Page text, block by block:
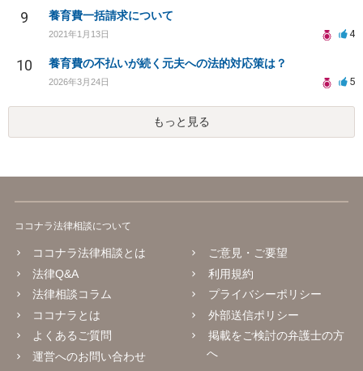
9 養育費一括請求について
2021年1月13日 4
10 養育費の不払いが続く元夫への法的対応策は？
2026年3月24日 5
もっと見る
ココナラ法律相談について
ココナラ法律相談とは
法律Q&A
法律相談コラム
ココナラとは
よくあるご質問
運営へのお問い合わせ
ご意見・ご要望
利用規約
プライバシーポリシー
外部送信ポリシー
掲載をご検討の弁護士の方
へ